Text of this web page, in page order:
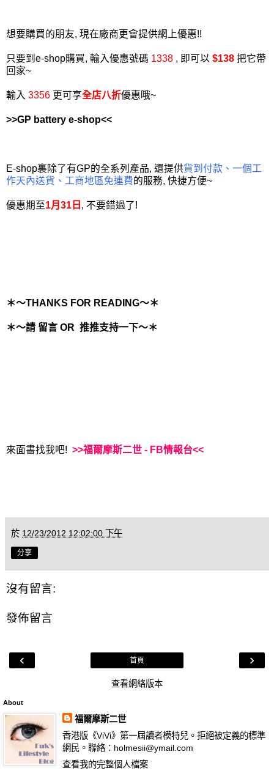
想要購買的朋友, 現在廠商更會提供網上優惠!!
只要到e-shop購買, 輸入優惠號碼 1338 , 即可以 $138 把它帶
回家~
輸入 3356 更可享全店八折優惠哦~
>>GP battery e-shop<<
E-shop裏除了有GP的全系列產品, 還提供貨到付款、一個工
作天內送貨、工商地區免連費的服務, 快捷方便~
優惠期至1月31日 , 不要錯過了!
＊～THANKS FOR READING～＊
＊～請 留言 OR 推推支持一下～＊
來面書找我吧! >>福爾摩斯二世 - FB情報台<<
於 12/23/2012 12:02:00 下午
分享
沒有留言:
發佈留言
‹ ›
首頁
查看網絡版本
About
福爾摩斯二世
香港版《ViVi》第一屆讀者模特兒。拒絕被定義的標準
網民。聯絡：holmesii@ymail.com
查看我的完整個人檔案